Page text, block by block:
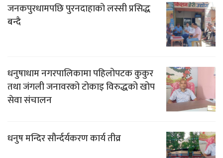
जनकपुरधामपछि पुरनदाहाको लस्सी प्रसिद्ध
बन्दै
धनुषाधाम नगरपालिकामा पहिलोपटक कुकुर
तथा जंगली जनावरको टोकाइ विरुद्धको खोप
सेवा संचालन
धनुष मन्दिर सौर्न्दर्यकरण कार्य तीव्र